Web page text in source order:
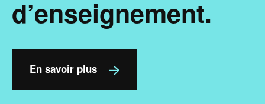
d’enseignement.
En savoir plus